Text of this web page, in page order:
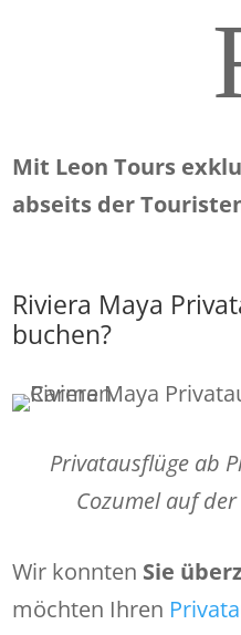
Mit Leon Tours
abseits der
Riviera Maya
buchen?
Privatausflüge ab
Cozumel auf
Wir konnten Sie
möchten Ihren